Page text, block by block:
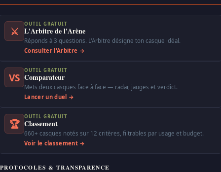
⚔
OUTIL GRATUIT
L'Arbitre de l'Arène
Réponds à 3 questions. L'Arbitre désigne ton casque idéal.
Consulter l'Arbitre →
VS
OUTIL GRATUIT
Comparateur
Mets deux casques face à face — radar, jauges et verdict.
Lancer un duel →
🏆
OUTIL GRATUIT
Classement
660+ casques notés sur 12 critères, filtrables par usage et budget.
Voir le classement →
PROTOCOLES & TRANSPARENCE